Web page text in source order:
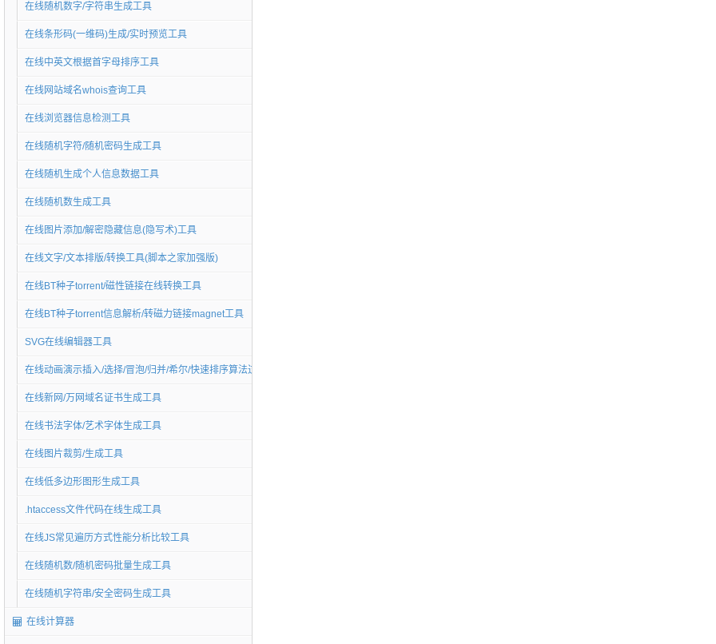
在线随机数字/字符串生成工具
在线条形码(一维码)生成/实时预览工具
在线中英文根据首字母排序工具
在线网站域名whois查询工具
在线浏览器信息检测工具
在线随机字符/随机密码生成工具
在线随机生成个人信息数据工具
在线随机数生成工具
在线图片添加/解密隐藏信息(隐写术)工具
在线文字/文本排版/转换工具(脚本之家加强版)
在线BT种子torrent/磁性链接在线转换工具
在线BT种子torrent信息解析/转磁力链接magnet工具
SVG在线编辑器工具
在线动画演示插入/选择/冒泡/归并/希尔/快速排序算法过程工具
在线新网/万网域名证书生成工具
在线书法字体/艺术字体生成工具
在线图片裁剪/生成工具
在线低多边形图形生成工具
.htaccess文件代码在线生成工具
在线JS常见遍历方式性能分析比较工具
在线随机数/随机密码批量生成工具
在线随机字符串/安全密码生成工具
在线计算器